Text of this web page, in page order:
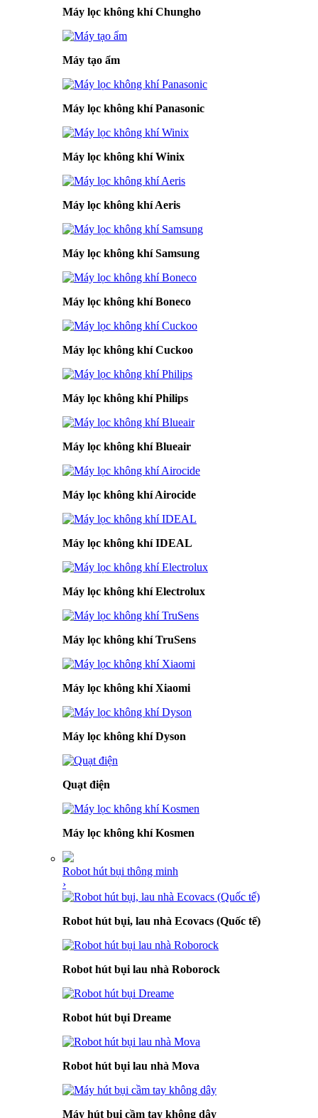
Máy lọc không khí Chungho
Máy tạo ẩm
Máy lọc không khí Panasonic
Máy lọc không khí Winix
Máy lọc không khí Aeris
Máy lọc không khí Samsung
Máy lọc không khí Boneco
Máy lọc không khí Cuckoo
Máy lọc không khí Philips
Máy lọc không khí Blueair
Máy lọc không khí Airocide
Máy lọc không khí IDEAL
Máy lọc không khí Electrolux
Máy lọc không khí TruSens
Máy lọc không khí Xiaomi
Máy lọc không khí Dyson
Quạt điện
Máy lọc không khí Kosmen
Robot hút bụi thông minh
›
Robot hút bụi, lau nhà Ecovacs (Quốc tế)
Robot hút bụi lau nhà Roborock
Robot hút bụi Dreame
Robot hút bụi lau nhà Mova
Máy hút bụi cầm tay không dây